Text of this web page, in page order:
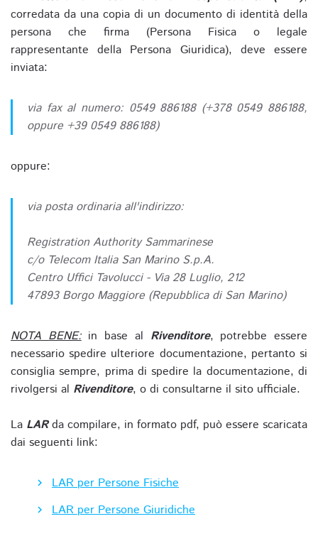
corredata da una copia di un documento di identità della
persona che firma (Persona Fisica o legale
rappresentante della Persona Giuridica), deve essere
inviata:
via fax al numero: 0549 886188 (+378 0549 886188,
oppure +39 0549 886188)
oppure:
via posta ordinaria all'indirizzo:
Registration Authority Sammarinese
c/o Telecom Italia San Marino S.p.A.
Centro Uffici Tavolucci - Via 28 Luglio, 212
47893 Borgo Maggiore (Repubblica di San Marino)
NOTA BENE:in base al Rivenditore, potrebbe essere
necessario spedire ulteriore documentazione, pertanto si
consiglia sempre, prima di spedire la documentazione, di
rivolgersi al Rivenditore, o di consultarne il sito ufficiale.
La LARda compilare, in formato pdf, può essere scaricata
dai seguenti link:
LAR per Persone Fisiche
LAR per Persone Giuridiche